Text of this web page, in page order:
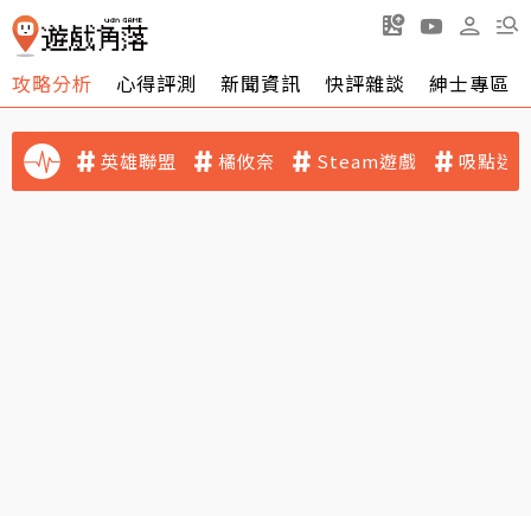
攻略分析 心得評測 新聞資訊 快評雜談 紳士專區
英雄聯盟 橘攸奈 Steam遊戲 吸點迷